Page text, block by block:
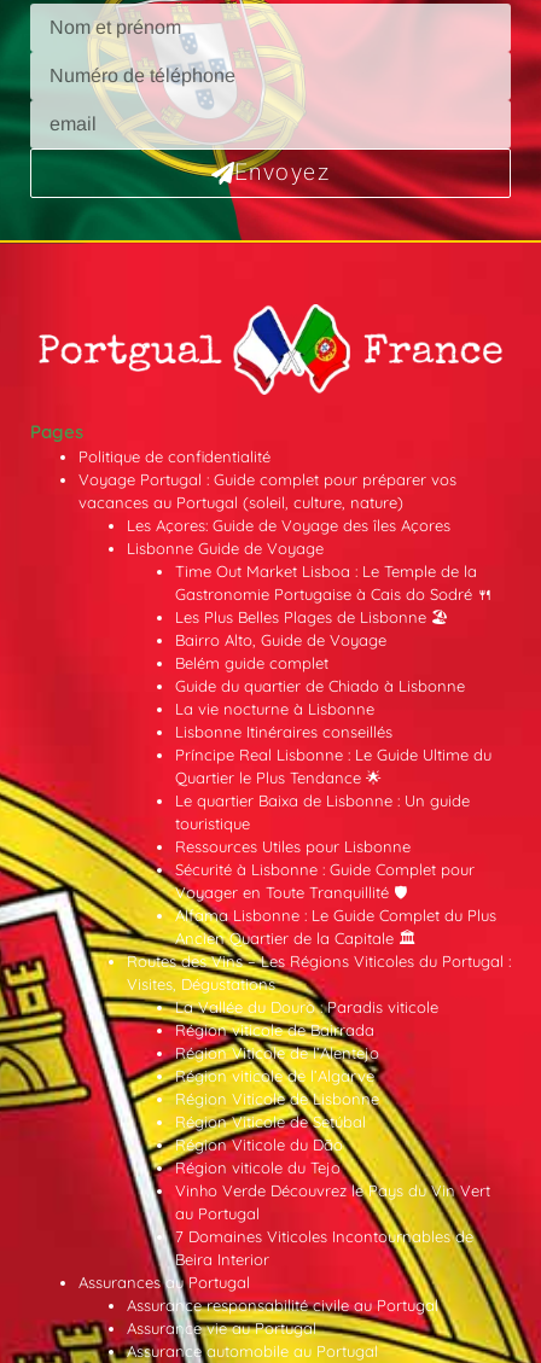
Envoyez
Pages
Politique de confidentialité
Voyage Portugal : Guide complet pour préparer vos
vacances au Portugal (soleil, culture, nature)
Les Açores: Guide de Voyage des îles Açores
Lisbonne Guide de Voyage
Time Out Market Lisboa : Le Temple de la
Gastronomie Portugaise à Cais do Sodré 🍴
Les Plus Belles Plages de Lisbonne 🏖️
Bairro Alto, Guide de Voyage
Belém guide complet
Guide du quartier de Chiado à Lisbonne
La vie nocturne à Lisbonne
Lisbonne Itinéraires conseillés
Príncipe Real Lisbonne : Le Guide Ultime du
Quartier le Plus Tendance 🌟
Le quartier Baixa de Lisbonne : Un guide
touristique
Ressources Utiles pour Lisbonne
Sécurité à Lisbonne : Guide Complet pour
Voyager en Toute Tranquillité 🛡️
Alfama Lisbonne : Le Guide Complet du Plus
Ancien Quartier de la Capitale 🏛️
Routes des Vins – Les Régions Viticoles du Portugal :
Visites, Dégustations
La Vallée du Douro : Paradis viticole
Région viticole de Bairrada
Région Viticole de l’Alentejo
Région viticole de l’Algarve
Région Viticole de Lisbonne
Région Viticole de Setúbal
Région Viticole du Dão
Région viticole du Tejo
Vinho Verde Découvrez le Pays du Vin Vert
au Portugal
7 Domaines Viticoles Incontournables de
Beira Interior
Assurances au Portugal
Assurance responsabilité civile au Portugal
Assurance vie au Portugal
Assurance automobile au Portugal